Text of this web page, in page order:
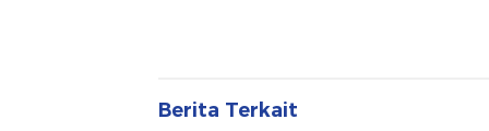
Berita Terkait